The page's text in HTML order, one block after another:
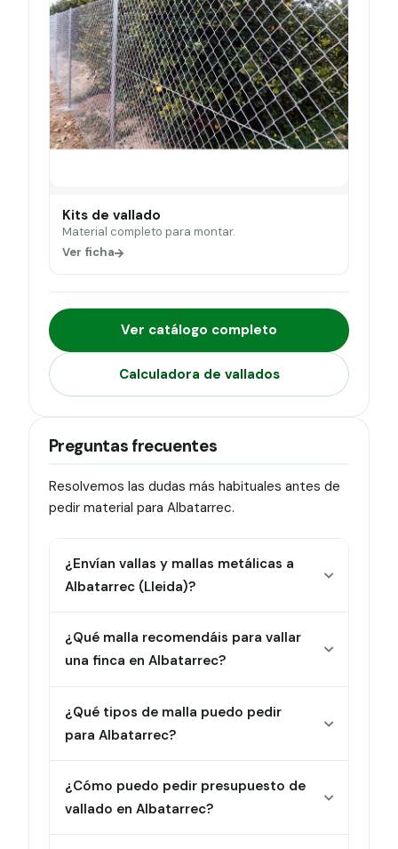
Kits de vallado
Material completo para montar.
Ver ficha
Ver catálogo completo
Calculadora de vallados
Preguntas frecuentes
Resolvemos las dudas más habituales antes de
pedir material para Albatarrec.
¿Envían vallas y mallas metálicas a
Albatarrec (Lleida)?
¿Qué malla recomendáis para vallar
una finca en Albatarrec?
¿Qué tipos de malla puedo pedir
para Albatarrec?
¿Cómo puedo pedir presupuesto de
vallado en Albatarrec?